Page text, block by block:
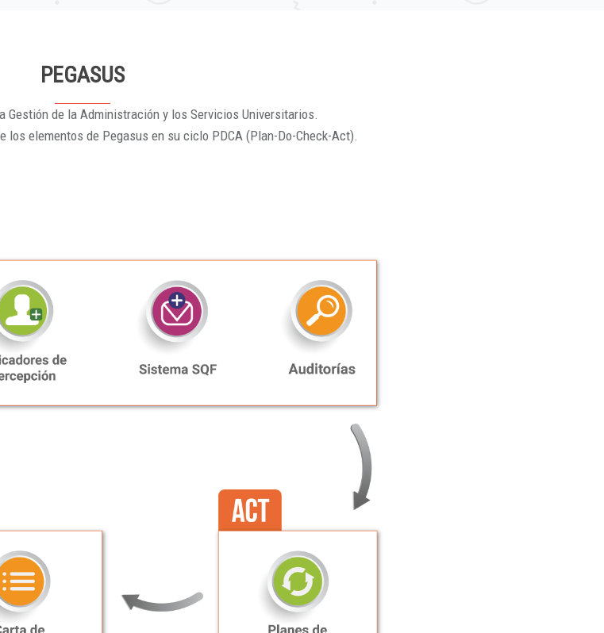
PEGASUS
Gestión de la Administración y los Servicios Universitarios.
los elementos de Pegasus en su ciclo PDCA (Plan-Do-Check-Act).